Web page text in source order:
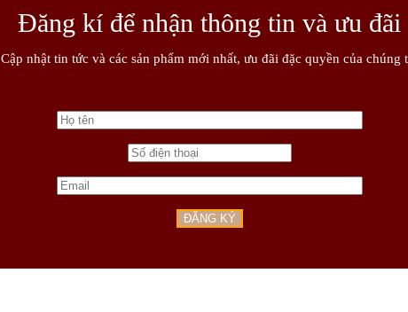
Đăng kí để nhận thông tin và ưu đãi
Cập nhật tin tức và các sản phẩm mới nhất, ưu đãi đặc quyền của chúng